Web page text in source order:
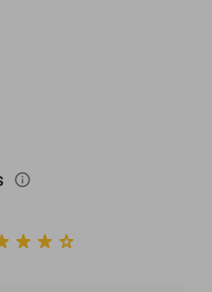
info_outlined